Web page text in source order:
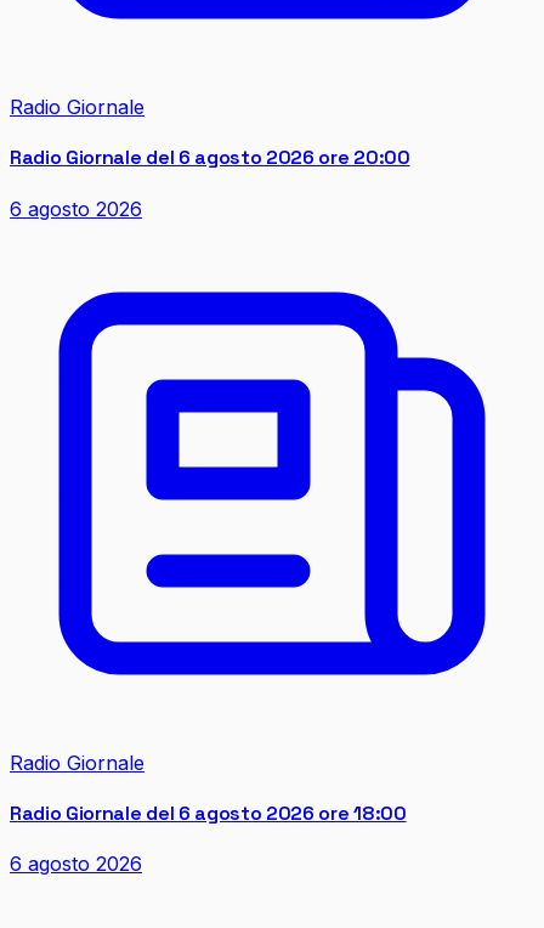
Radio Giornale
Radio Giornale del 6 agosto 2026 ore 20:00
6 agosto 2026
Radio Giornale
Radio Giornale del 6 agosto 2026 ore 18:00
6 agosto 2026